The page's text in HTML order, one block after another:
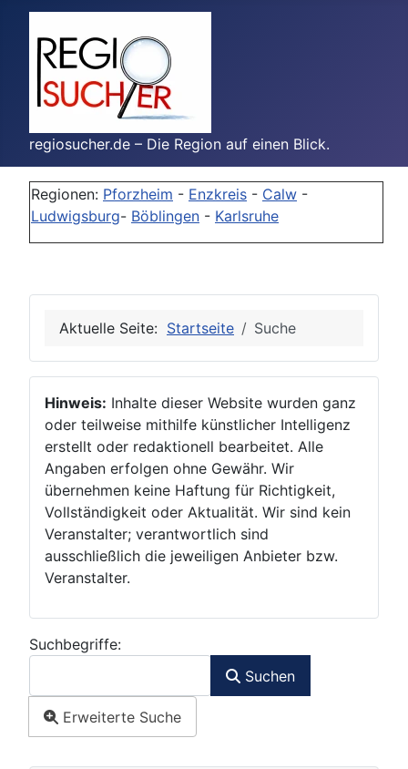
regiosucher.de – Die Region auf einen Blick.
Regionen: Pforzheim - Enzkreis - Calw -
Ludwigsburg- Böblingen - Karlsruhe
Aktuelle Seite: Startseite Suche
Hinweis: Inhalte dieser Website wurden ganz
oder teilweise mithilfe künstlicher Intelligenz
erstellt oder redaktionell bearbeitet. Alle
Angaben erfolgen ohne Gewähr. Wir
übernehmen keine Haftung für Richtigkeit,
Vollständigkeit oder Aktualität. Wir sind kein
Veranstalter; verantwortlich sind
ausschließlich die jeweiligen Anbieter bzw.
Veranstalter.
Suchformular
Suchbegriffe:
Suchen
Erweiterte Suche